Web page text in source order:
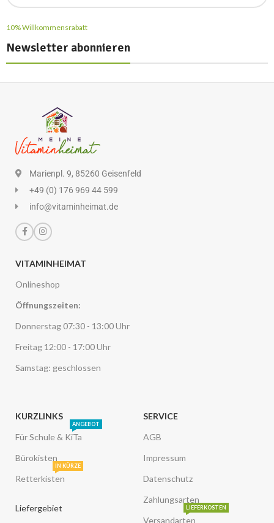
10% Willkommensrabatt
Newsletter abonnieren
Marienpl. 9, 85260 Geisenfeld
+49 (0) 176 969 44 599
info@vitaminheimat.de
VITAMINHEIMAT
Onlineshop
Öffnungszeiten:
Donnerstag 07:30 - 13:00 Uhr
Freitag 12:00 - 17:00 Uhr
Samstag: geschlossen
KURZLINKS
Für Schule & KiTa
ANGEBOT
Bürokisten
Retterkisten
IN KÜRZE
Liefergebiet
SERVICE
AGB
Impressum
Datenschutz
Zahlungsarten
Versandarten
LIEFERKOSTEN